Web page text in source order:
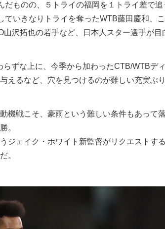
ものの、５トライの福岡を１トライ差で
いきなりトライを奪ったWTB藤田慶和、
沢拓也の若手など、日本人スター選手が目
ずな上に、今季から加わったCTB/WTBデ
えるなど、穴を見つけるのが難しい充実ぶり
機戦こそ、豪雨という難しい条件もあって
。
ジェイク・ホワイト新監督がリクエストす
。